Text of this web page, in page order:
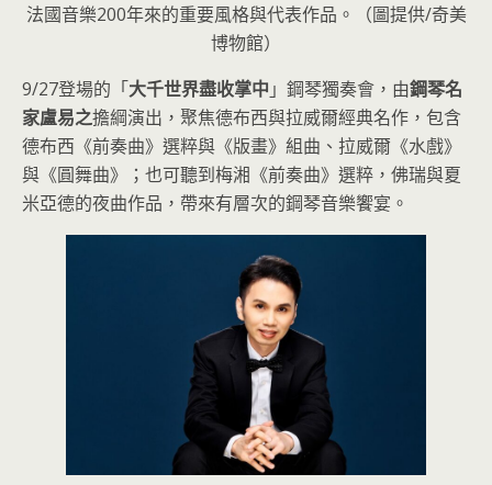
法國音樂200年來的重要風格與代表作品。（圖提供/奇美
博物館）
9/27登場的「大千世界盡收掌中 」鋼琴獨奏會，由鋼琴名
家盧易之擔綱演出，聚焦德布西與拉威爾經典名作，包含
德布西《前奏曲》選粹與《版畫》組曲、拉威爾《水戲》
與《圓舞曲》；也可聽到梅湘《前奏曲》選粹，佛瑞與夏
米亞德的夜曲作品，帶來有層次的鋼琴音樂饗宴。